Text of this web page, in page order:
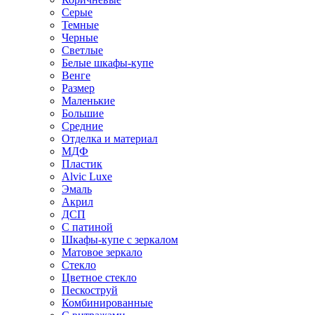
Серые
Темные
Черные
Светлые
Белые шкафы-купе
Венге
Размер
Маленькие
Большие
Средние
Отделка и материал
МДФ
Пластик
Alvic Luxe
Эмаль
Акрил
ДСП
С патиной
Шкафы-купе с зеркалом
Матовое зеркало
Стекло
Цветное стекло
Пескоструй
Комбинированные